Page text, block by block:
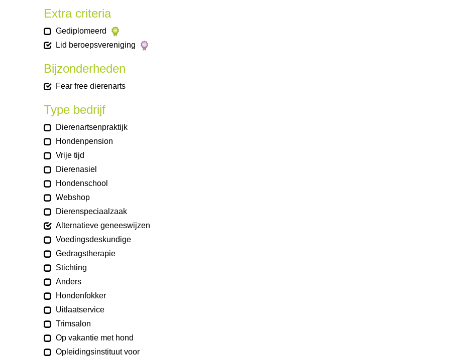
Extra criteria
Gediplomeerd
Lid beroepsvereniging
Bijzonderheden
Fear free dierenarts
Type bedrijf
Dierenartsenpraktijk
Hondenpension
Vrije tijd
Dierenasiel
Hondenschool
Webshop
Dierenspeciaalzaak
Alternatieve geneeswijzen
Voedingsdeskundige
Gedragstherapie
Stichting
Anders
Hondenfokker
Uitlaatservice
Trimsalon
Op vakantie met hond
Opleidingsinstituut voor